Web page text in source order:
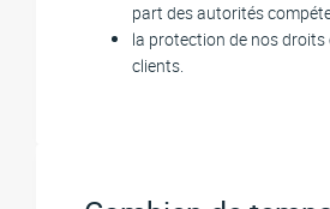
part des autorités
la protection de nos droits
clients.